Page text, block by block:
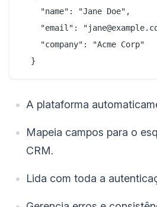
    "name": "Jane Doe",
"email":
    "company": "Acme Corp"
A plataforma
Mapeia campos para o
CRM.
Lida com toda a